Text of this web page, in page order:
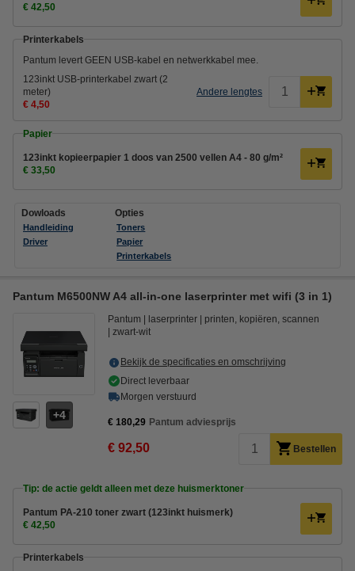
€ 42,50
Printerkabels
Pantum levert GEEN USB-kabel en netwerkkabel mee.
123inkt USB-printerkabel zwart (2
meter)
€ 4,50
Andere lengtes
Papier
123inkt kopieerpapier 1 doos van 2500 vellen A4 - 80 g/m²
€ 33,50
Dowloads
Handleiding
Driver
Opties
Toners
Papier
Printerkabels
Pantum M6500NW A4 all-in-one laserprinter met wifi (3 in 1)
4
Pantum laserprinter
printen, kopiëren, scannen
zwart-wit
Bekijk de specificaties en omschrijving
Direct leverbaar
Morgen verstuurd
€ 180,29 Pantum adviesprijs
€ 92,50 Bestellen
Tip: de actie geldt alleen met deze huismerktoner
Pantum PA-210 toner zwart (123inkt huismerk)
€ 42,50
Printerkabels